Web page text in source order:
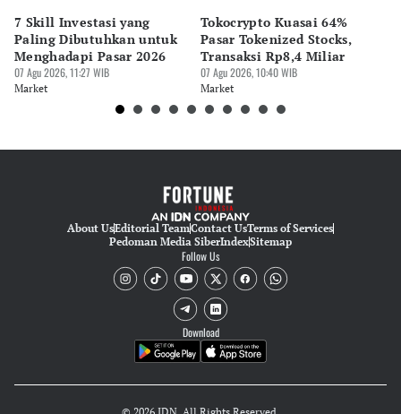
7 Skill Investasi yang
Paling Dibutuhkan untuk
Menghadapi Pasar 2026
07 Agu 2026, 11:27 WIB
Market
Tokocrypto Kuasai 64%
Pasar Tokenized Stocks,
Transaksi Rp8,4 Miliar
07 Agu 2026, 10:40 WIB
Market
About UsEditorial TeamContact UsTerms of Services
Pedoman Media SiberIndexSitemap
Follow Us
Download